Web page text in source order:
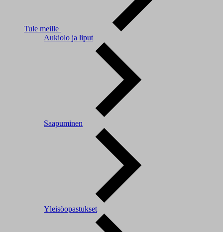
Tule meille
Aukiolo ja liput
Saapuminen
Yleisöopastukset